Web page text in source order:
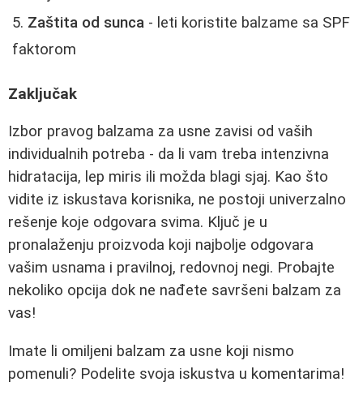
Zaštita od sunca - leti koristite balzame sa SPF
faktorom
Zaključak
Izbor pravog balzama za usne zavisi od vaših
individualnih potreba - da li vam treba intenzivna
hidratacija, lep miris ili možda blagi sjaj. Kao što
vidite iz iskustava korisnika, ne postoji univerzalno
rešenje koje odgovara svima. Ključ je u
pronalaženju proizvoda koji najbolje odgovara
vašim usnama i pravilnoj, redovnoj negi. Probajte
nekoliko opcija dok ne nađete savršeni balzam za
vas!
Imate li omiljeni balzam za usne koji nismo
pomenuli? Podelite svoja iskustva u komentarima!